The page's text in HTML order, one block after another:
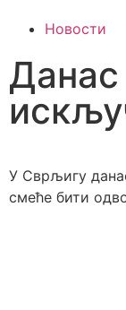
Новости
Данас
У Сврљигу
смеће бити